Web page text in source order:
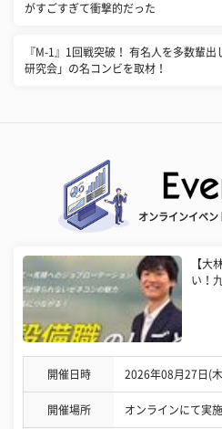
がすごすぎて衝撃的だった
『M-1』1回戦突破！ 有名人を多数輩出
研究会」の名コンビを取材！
オンラインイベン
【大
い！
開催日時 2026年08月27日(
開催場所 オンラインにて実施